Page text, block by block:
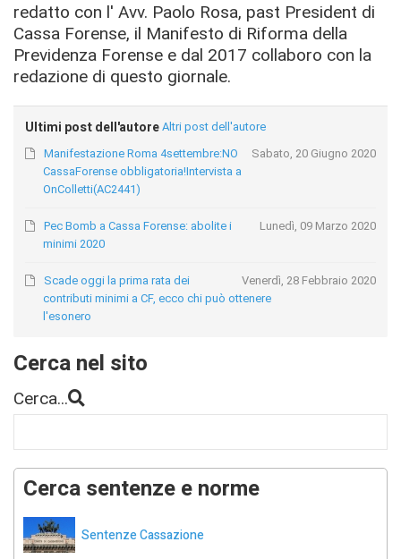
redatto con l' Avv. Paolo Rosa, past President di
Cassa Forense, il Manifesto di Riforma della
Previdenza Forense e dal 2017 collaboro con la
redazione di questo giornale.
Ultimi post dell'autore Altri post dell'autore
Sabato, 20 Giugno 2020
Manifestazione Roma 4settembre:NO
CassaForense obbligatoria!Intervista a
OnColletti(AC2441)
Lunedì, 09 Marzo 2020
Pec Bomb a Cassa Forense: abolite i
minimi 2020
Venerdì, 28 Febbraio 2020
Scade oggi la prima rata dei
contributi minimi a CF, ecco chi può ottenere
l'esonero
Cerca nel sito
Cerca...
Cerca sentenze e norme
Sentenze Cassazione